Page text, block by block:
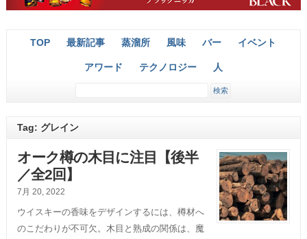
TOP 最新記事 蒸溜所 風味 バー イベント
アワード テクノロジー 人
Tag: グレイン
オーク樽の木目に注目【後半
／全2回】
7月 20, 2022
ウイスキーの香味をデザインするには、樽材へ
のこだわりが不可欠。木目と熟成の関係は、魔